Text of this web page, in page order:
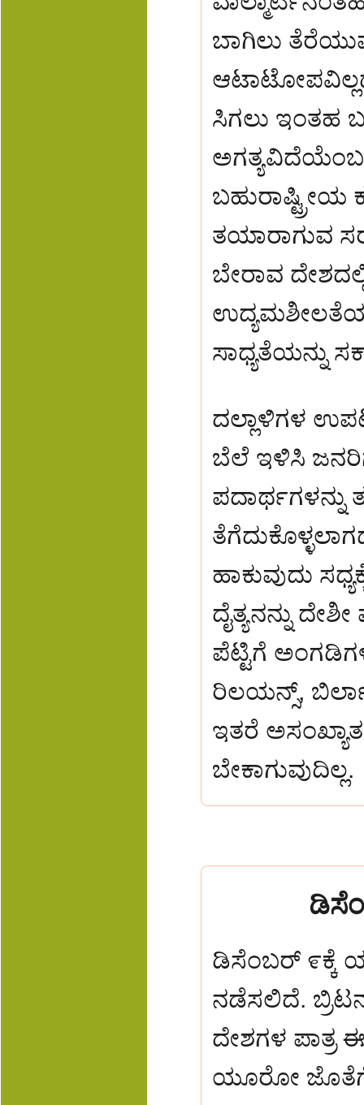
ಬಾಗಿಲು
ಸಿಗಲು ಇಂತಹ
ತಯಾರಾಗುವ
ಬೇರಾವ
ಸಾಧ್ಯತೆಯನ್ನು
ದಲ್ಲಾಳಿಗಳ
ಬೆಲೆ ಇಳಿಸಿ
ಪದಾರ್ಥಗಳನ್ನು
ಹಾಕುವುದು
ದೈತ್ಯನನ್ನು
ಪೆಟ್ಟಿಗೆ
ರಿಲಯನ್ಸ್,
ಇತರೆ
ಡಿಸೆಂಬರ್ ೯ಕ್ಕೆ
ನಡೆಸಲಿದೆ.
ದೇಶಗಳ
ಯೂರೋ